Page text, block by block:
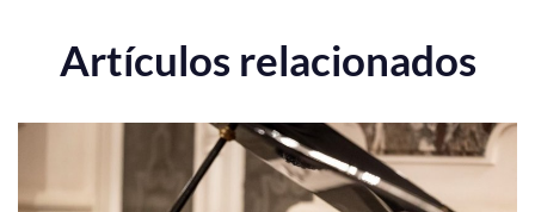
Artículos relacionados